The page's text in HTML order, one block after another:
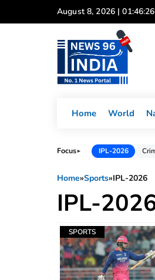
to
August 8, 2026 |
Home World
Focus► IPL-2026
Home»Sports»IPL-2026
IPL-
SPORTS